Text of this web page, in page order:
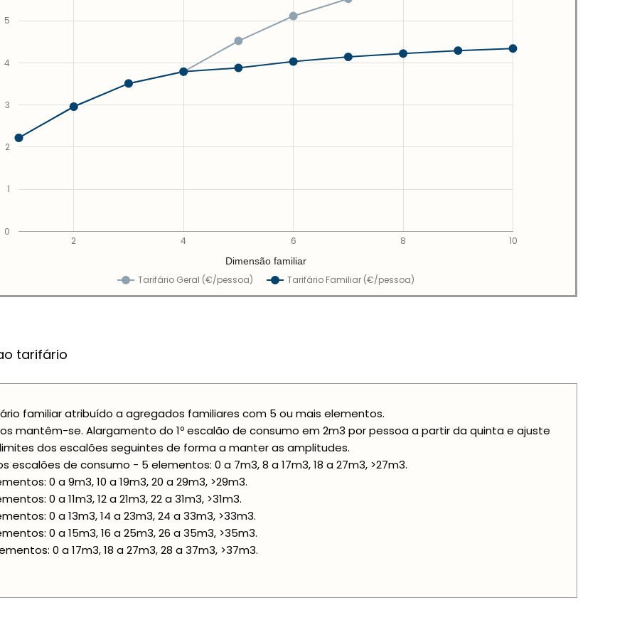
Tarifário Geral (€/pessoa) Tarifário Familiar (€/pessoa)
2 4 6 8 10
0
1
2
3
4
5
Dimensão familiar
tarifário
familiar atribuído a agregados familiares com 5 ou mais elementos.
mantêm-se. Alargamento do 1º escalão de consumo em 2m3 por pessoa a partir da quinta e ajuste
dos escalões seguintes de forma a manter as amplitudes.
escalões de consumo - 5 elementos: 0 a 7m3, 8 a 17m3, 18 a 27m3, >27m3.
0 a 9m3, 10 a 19m3, 20 a 29m3, >29m3.
0 a 11m3, 12 a 21m3, 22 a 31m3, >31m3.
0 a 13m3, 14 a 23m3, 24 a 33m3, >33m3.
0 a 15m3, 16 a 25m3, 26 a 35m3, >35m3.
0 a 17m3, 18 a 27m3, 28 a 37m3, >37m3.